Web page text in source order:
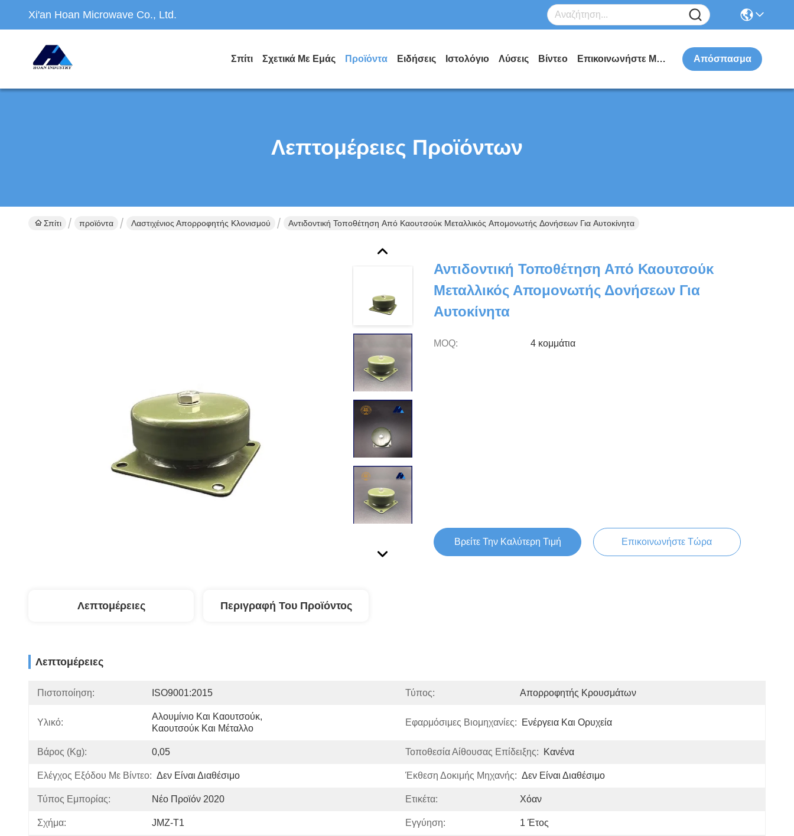
Xi'an Hoan Microwave Co., Ltd.
Σπίτι Σχετικά Με Εμάς Προϊόντα Ειδήσεις Ιστολόγιο Λύσεις Βίντεο Επικοινωνήστε Μαζί Μας Απόσπασμα
Λεπτομέρειες Προϊόντων
Σπίτι προϊόντα Λαστιχένιος Απορροφητής Κλονισμού Αντιδοντική Τοποθέτηση Από Καουτσούκ Μεταλλικός Απομονωτής Δονήσεων Για Αυτοκίνητα
Αντιδοντική Τοποθέτηση Από Καουτσούκ
Μεταλλικός Απομονωτής Δονήσεων Για
Αυτοκίνητα
MOQ: 4 κομμάτια
Βρείτε Την Καλύτερη Τιμή Επικοινωνήστε Τώρα
Λεπτομέρειες Περιγραφή Του Προϊόντος
Λεπτομέρειες
Πιστοποίηση: ISO9001:2015 Τύπος: Απορροφητής Κρουσμάτων
Υλικό:
Αλουμίνιο Και Καουτσούκ,
Καουτσούκ Και Μέταλλο
Εφαρμόσιμες Βιομηχανίες: Ενέργεια Και Ορυχεία
Βάρος (kg): 0,05 Τοποθεσία Αίθουσας Επίδειξης: Κανένα
Ελέγχος Εξόδου Με Βίντεο: Δεν Είναι Διαθέσιμο Έκθεση Δοκιμής Μηχανής: Δεν Είναι Διαθέσιμο
Τύπος Εμπορίας: Νέο Προϊόν 2020 Ετικέτα: Χόαν
Σχήμα: JMZ-T1 Εγγύηση: 1 Έτος